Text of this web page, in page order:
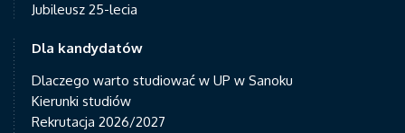
Jubileusz 25-lecia
Dla kandydatów
Dlaczego warto studiować w UP w Sanoku
Kierunki studiów
Rekrutacja 2026/2027